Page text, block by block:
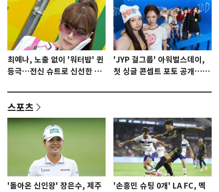
최예나, 노출 없이 '워터밤' 퀸
등극…전신 슈트로 신선한 충
'JYP 걸그룹' 아워벌스데이,
첫 싱글 콘셉트 포토 공개…청
스포츠
'돌아온 신인왕' 장은수, 제주
'손흥민 슈팅 0개' LA FC, 멕